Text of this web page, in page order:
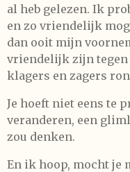
al heb gelezen. Ik
en zo vriendelijk
dan ooit mijn
vriendelijk zijn tegen
klagers en zagers
Je hoeft niet eens te
veranderen, een
zou denken.
En ik hoop, mocht je